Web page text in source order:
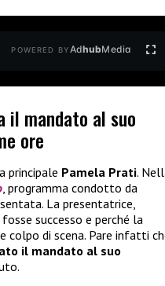
POWERED BYAdhubMedia
il mandato al suo
ore
principale Pamela Prati.
, programma condotto da
La presentatrice,
successo e perché la
colpo di scena. Pare infatti
il mandato al suo